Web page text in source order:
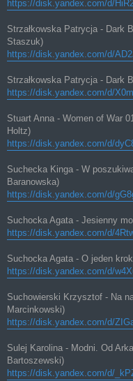
https://disk.yandex.com/d/
Strzałkowska Patrycja - Dark
Staszuk)
https://disk.yandex.com/d/
Strzałkowska Patrycja - Dark
https://disk.yandex.com/d/
Stuart Anna - Women of War
Holtz)
https://disk.yandex.com/d/
Suchecka Kinga - W
Baranowska)
https://disk.yandex.com/d/
Suchocka Agata - Jesienny
https://disk.yandex.com/d/
Suchocka Agata - O jeden
https://disk.yandex.com/d/
Suchowierski Krzysztof - Na
Marcinkowski)
https://disk.yandex.com/d/
Sulej Karolina - Modni. Od
Bartoszewski)
https://disk.yandex.com/d/